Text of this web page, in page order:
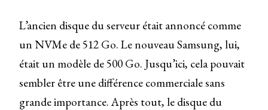
L’ancien disque du serveur était annoncé comme
un NVMe de 512 Go. Le nouveau Samsung, lui,
était un modèle de 500 Go. Jusqu’ici, cela pouvait
sembler être une différence commerciale sans
grande importance. Après tout, le disque du